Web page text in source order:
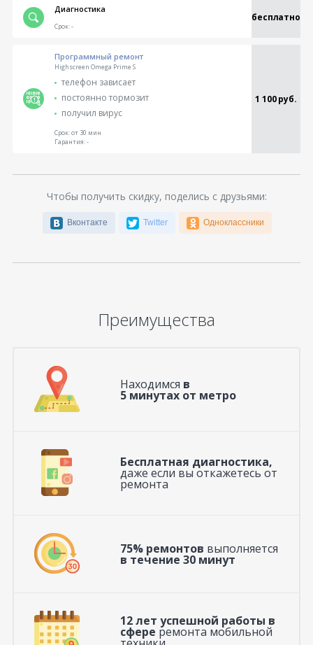
Диагностика
бесплатно
Срок:-
Программный ремонт
Highscreen Omega Prime S
телефон зависает
постоянно тормозит
получил вирус
1 100 руб.
Срок:от 30 мин
Гарантия:-
Чтобы получить скидку, поделись с друзьями:
Вконтакте Twitter Одноклассники
Преимущества
Находимся в
5 минутах от метро
Бесплатная диагностика,
даже если вы откажетесь от
ремонта
75% ремонтов выполняется
в течение 30 минут
12 лет успешной работы в
сфере ремонта мобильной